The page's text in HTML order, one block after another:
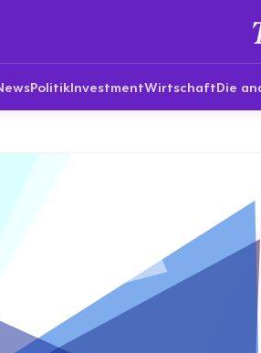
PolitikInvestmentWirtschaftDie